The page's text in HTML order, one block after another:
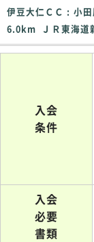
伊豆大仁ＣＣ : 小
6.0km ＪＲ東海道
入会
条件
入会
必要
書類